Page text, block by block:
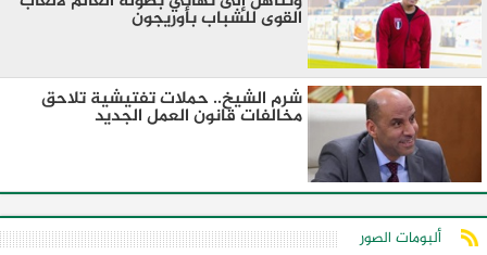
القوى للشباب بأوريجون
شرم الشيخ.. حملات تفتيشية تلاحق
مخالفات قانون العمل الجديد
ألبومات الصور